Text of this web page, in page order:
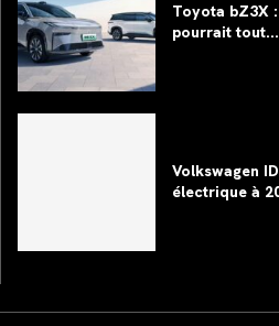
Toyota bZ3X
pourrait tout...
Volkswagen
électrique à